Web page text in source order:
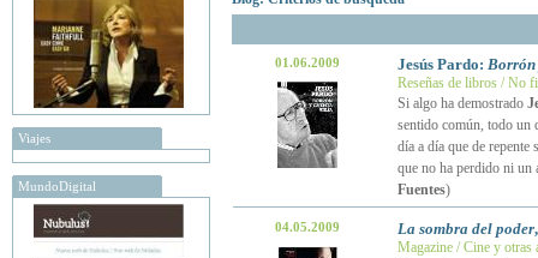
Viajes
MundoDigital
01.06.2009 Jesús Pardo: Borrón
Reseñas de libros / No
Si algo ha demostrado
sentido común, todo un
día a día que de repente
que no ha perdido ni
Fuentes)
04.05.2009 La sombra del poder
Magazine / Cine y otras